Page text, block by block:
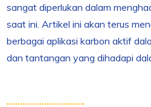
sangat diperlukan dalam
saat ini. Artikel ini akan terus
berbagai aplikasi karbon aktif
dan tantangan yang dihadapi